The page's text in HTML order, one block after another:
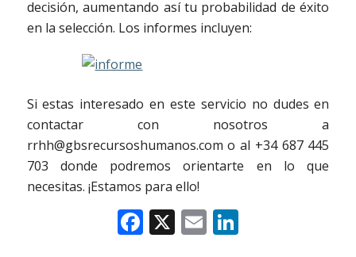
decisión, aumentando así tu probabilidad de éxito
en la selección. Los informes incluyen:
Si estas interesado en este servicio no dudes en
contactar con nosotros a
rrhh@gbsrecursoshumanos.com o al +34 687 445
703 donde podremos orientarte en lo que
necesitas. ¡Estamos para ello!
Facebook
X EmailLinkedIn